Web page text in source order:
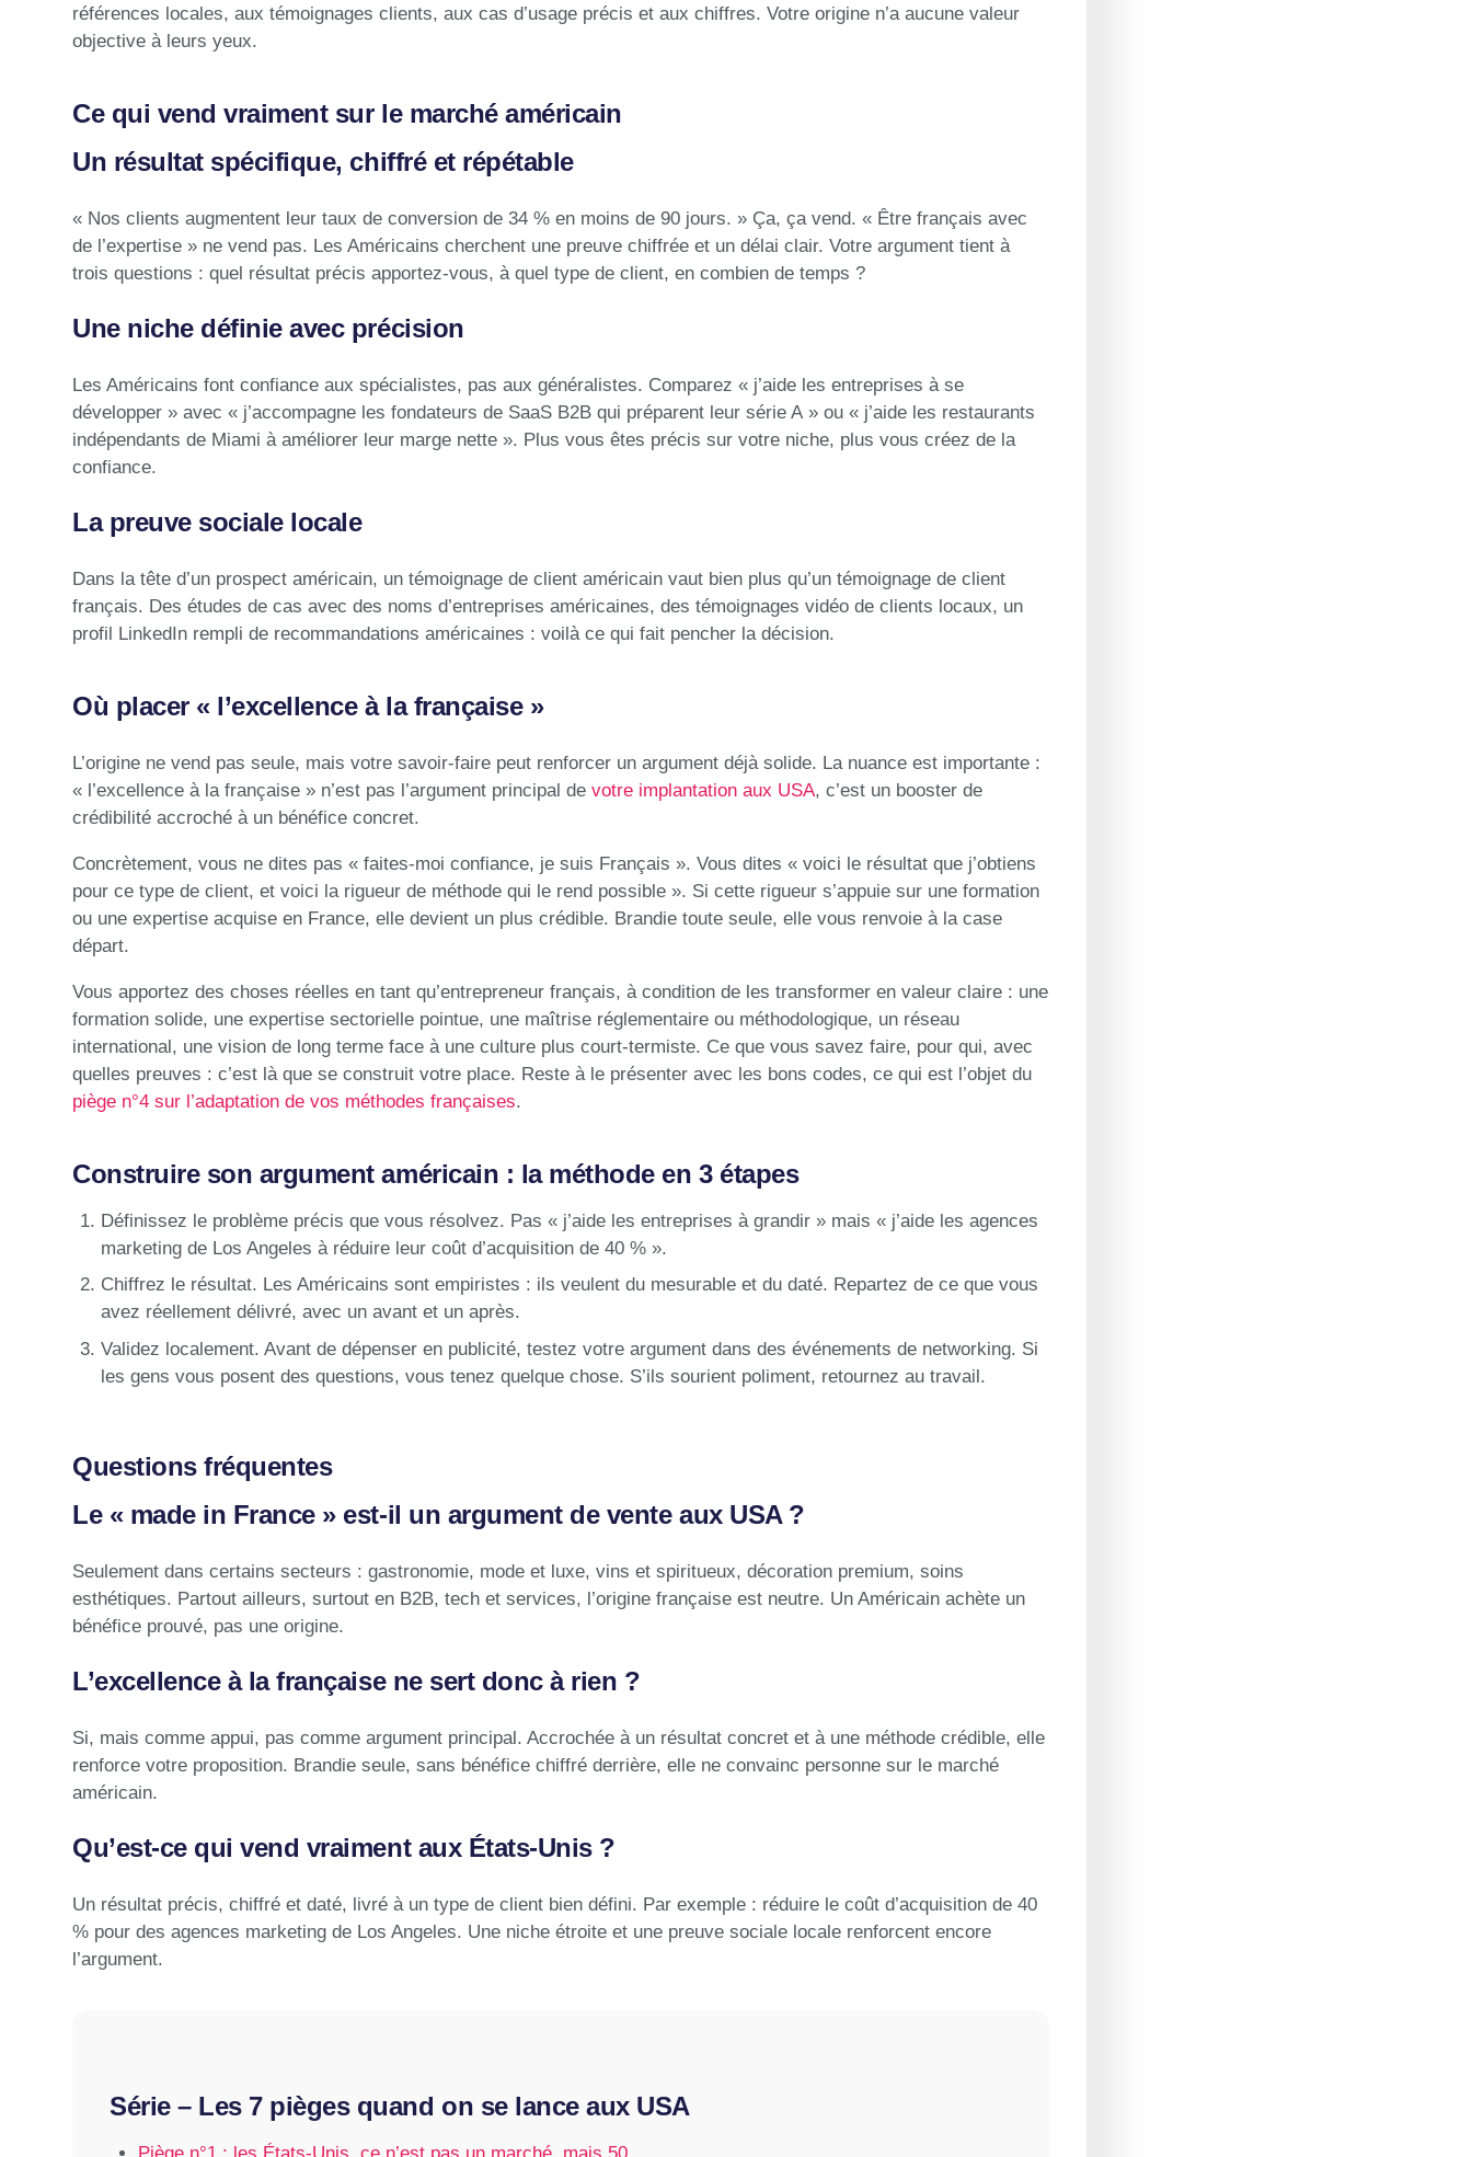
références locales, aux témoignages clients, aux cas d’usage précis et aux chiffres. Votre origine n’a aucune valeur
objective à leurs yeux.
Ce qui vend vraiment sur le marché américain
Un résultat spécifique, chiffré et répétable
« Nos clients augmentent leur taux de conversion de 34 % en moins de 90 jours. » Ça, ça vend. « Être français avec
de l’expertise » ne vend pas. Les Américains cherchent une preuve chiffrée et un délai clair. Votre argument tient à
trois questions : quel résultat précis apportez-vous, à quel type de client, en combien de temps ?
Une niche définie avec précision
Les Américains font confiance aux spécialistes, pas aux généralistes. Comparez « j’aide les entreprises à se
développer » avec « j’accompagne les fondateurs de SaaS B2B qui préparent leur série A » ou « j’aide les restaurants
indépendants de Miami à améliorer leur marge nette ». Plus vous êtes précis sur votre niche, plus vous créez de la
confiance.
La preuve sociale locale
Dans la tête d’un prospect américain, un témoignage de client américain vaut bien plus qu’un témoignage de client
français. Des études de cas avec des noms d’entreprises américaines, des témoignages vidéo de clients locaux, un
profil LinkedIn rempli de recommandations américaines : voilà ce qui fait pencher la décision.
Où placer « l’excellence à la française »
L’origine ne vend pas seule, mais votre savoir-faire peut renforcer un argument déjà solide. La nuance est importante :
« l’excellence à la française » n’est pas l’argument principal de votre implantation aux USA, c’est un booster de
crédibilité accroché à un bénéfice concret.
Concrètement, vous ne dites pas « faites-moi confiance, je suis Français ». Vous dites « voici le résultat que j’obtiens
pour ce type de client, et voici la rigueur de méthode qui le rend possible ». Si cette rigueur s’appuie sur une formation
ou une expertise acquise en France, elle devient un plus crédible. Brandie toute seule, elle vous renvoie à la case
départ.
Vous apportez des choses réelles en tant qu’entrepreneur français, à condition de les transformer en valeur claire : une
formation solide, une expertise sectorielle pointue, une maîtrise réglementaire ou méthodologique, un réseau
international, une vision de long terme face à une culture plus court-termiste. Ce que vous savez faire, pour qui, avec
quelles preuves : c’est là que se construit votre place. Reste à le présenter avec les bons codes, ce qui est l’objet du
piège n°4 sur l’adaptation de vos méthodes françaises.
Construire son argument américain : la méthode en 3 étapes
Définissez le problème précis que vous résolvez. Pas « j’aide les entreprises à grandir » mais « j’aide les agences
marketing de Los Angeles à réduire leur coût d’acquisition de 40 % ».
Chiffrez le résultat. Les Américains sont empiristes : ils veulent du mesurable et du daté. Repartez de ce que vous
avez réellement délivré, avec un avant et un après.
Validez localement. Avant de dépenser en publicité, testez votre argument dans des événements de networking. Si
les gens vous posent des questions, vous tenez quelque chose. S’ils sourient poliment, retournez au travail.
Questions fréquentes
Le « made in France » est-il un argument de vente aux USA ?
Seulement dans certains secteurs : gastronomie, mode et luxe, vins et spiritueux, décoration premium, soins
esthétiques. Partout ailleurs, surtout en B2B, tech et services, l’origine française est neutre. Un Américain achète un
bénéfice prouvé, pas une origine.
L’excellence à la française ne sert donc à rien ?
Si, mais comme appui, pas comme argument principal. Accrochée à un résultat concret et à une méthode crédible, elle
renforce votre proposition. Brandie seule, sans bénéfice chiffré derrière, elle ne convainc personne sur le marché
américain.
Qu’est-ce qui vend vraiment aux États-Unis ?
Un résultat précis, chiffré et daté, livré à un type de client bien défini. Par exemple : réduire le coût d’acquisition de 40
% pour des agences marketing de Los Angeles. Une niche étroite et une preuve sociale locale renforcent encore
l’argument.
Série – Les 7 pièges quand on se lance aux USA